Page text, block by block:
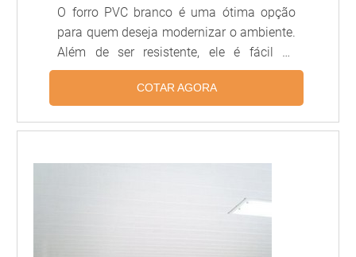
O forro PVC branco é uma ótima opção
para quem deseja modernizar o ambiente.
Além de ser resistente, ele é fácil de
instalar e possui diversas opções de cores
e texturas. O forro PVC branco é ideal para
ambiente, pois é resistente a umidade,
desde salas de estar até banheiros.
COTAR AGORA